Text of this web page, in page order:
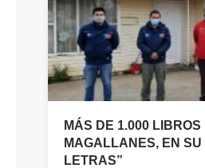
MÁS DE 1.000
MAGALLANES, EN
LETRAS”